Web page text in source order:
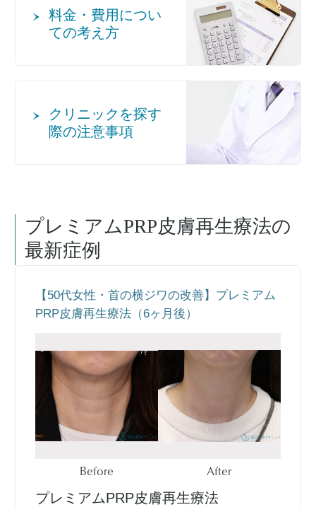
料金・費用につい
ての考え方
クリニックを探す
際の注意事項
プレミアムPRP皮膚再生療法の
最新症例
【50代女性・首の横ジワの改善】プレミアム
PRP皮膚再生療法（6ヶ月後）
Before After
プレミアムPRP皮膚再生療法